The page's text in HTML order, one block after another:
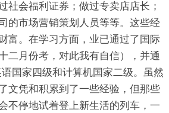
社会福利证券；做过专卖店店长；
的市场营销策划人员等等。这些经
富。在学习方面，业已通过了国际
二月份考，对此我有自信），并通
国家四级和计算机国家二级。虽然
文凭和积累到了一些经验，但那些
不停地试着登上新生活的列车，一